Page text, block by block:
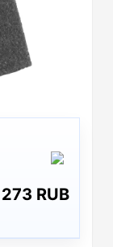
273 RUB